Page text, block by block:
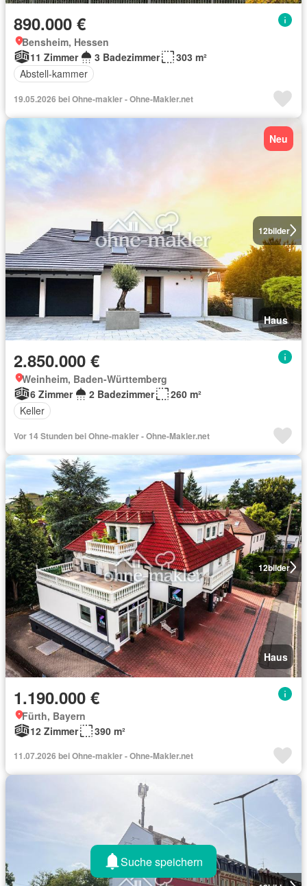
890.000 €
Bensheim, Hessen
11 Zimmer
3 Badezimmer
303 m²
Abstell-kammer
19.05.2026 bei Ohne-makler - Ohne-Makler.net
12bilder
Neu
Haus
2.850.000 €
Weinheim, Baden-Württemberg
6 Zimmer
2 Badezimmer
260 m²
Keller
Vor 14 Stunden bei Ohne-makler - Ohne-Makler.net
12bilder
Haus
1.190.000 €
Fürth, Bayern
12 Zimmer
390 m²
11.07.2026 bei Ohne-makler - Ohne-Makler.net
Suche speichern